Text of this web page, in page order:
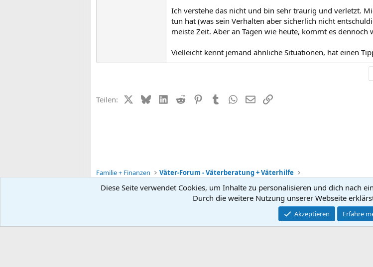
Ich verstehe das nicht und bin sehr traurig und verletzt.
tun hat (was sein Verhalten aber sicherlich nicht
meiste Zeit. Aber an Tagen wie heute, kommt es dennoch
Vielleicht kennt jemand ähnliche Situationen, hat einen
Teilen: X (Twitter)
BlueskyLinkedIn
Reddit PinterestTumblrWhatsApp
E-MailLink
Familie + Finanzen Väter-Forum - Väterberatung + Väterhilfe
Community platform by XenForo ® © 2010-
Diese Seite verwendet Cookies, um Inhalte zu personalisieren und dich nach
Durch die weitere Nutzung unserer Webseite
Akzeptieren Erfahre